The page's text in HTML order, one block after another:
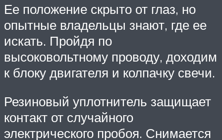
Ее положение скрыто от глаз, но
опытные владельцы знают, где ее
искать. Пройдя по
высоковольтному проводу, доходим
к блоку двигателя и колпачку свечи.
Резиновый уплотнитель защищает
контакт от случайного
электрического пробоя. Снимается